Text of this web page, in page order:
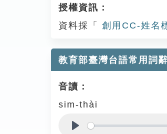
授權資訊：
資料採「
創用CC-姓名
教育部臺灣台語常用詞
音讀：
sim-thài